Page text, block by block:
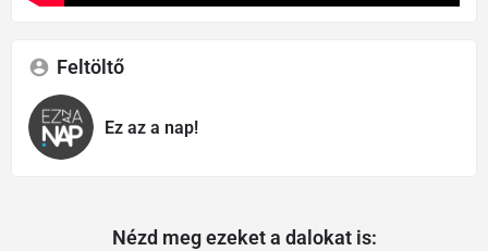
Feltöltő
Ez az a nap!
Nézd meg ezeket a dalokat is: